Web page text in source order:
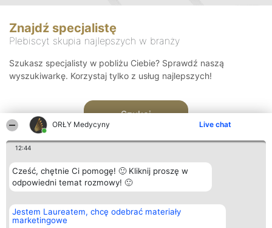
ORŁY Medycyny Live chat
12:44
Cześć, chętnie Ci pomogę! 🙂 Kliknij proszę w
odpowiedni temat rozmowy! 🙂
Jestem Laureatem, chcę odebrać materiały
marketingowe
Znajdź specjalistę
Plebiscyt skupia najlepszych w branży
Szukasz specjalisty w pobliżu Ciebie? Sprawdź naszą
wyszukiwarkę. Korzystaj tylko z usług najlepszych!
Szukaj
Organizator plebiscytu
Bright Side Solutions sp. z o.
o. sp. k.
Plebiscyt
Laureaci
Kontakt
Kontakt